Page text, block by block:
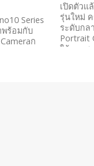
Series
ร้อมกับ
ก
เปิดตัวแ
รุ่นใหม่
ระดับกล
Portrait
ให้ภาพส